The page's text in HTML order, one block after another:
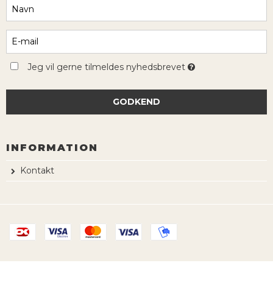
Jeg vil gerne tilmeldes nyhedsbrevet
GODKEND
INFORMATION
Kontakt